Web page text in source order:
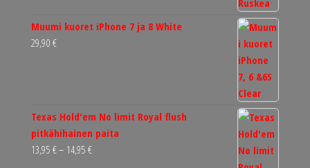
Muumi kuoret iPhone 7 ja 8 White
29,90 €
Texas Hold'em No limit Royal flush
pitkähihainen paita
13,95 €– 14,95 €Hintaluokka: